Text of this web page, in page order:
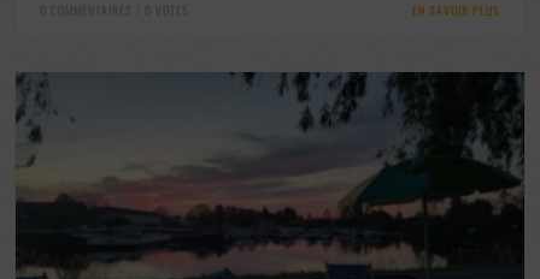
0 COMMENTAIRES / 0 VOTES EN SAVOIR PLUS